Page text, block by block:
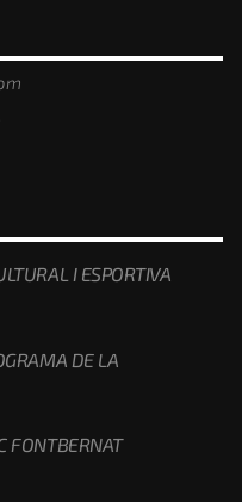
I ESPORTIVA
DE LA
FONTBERNAT